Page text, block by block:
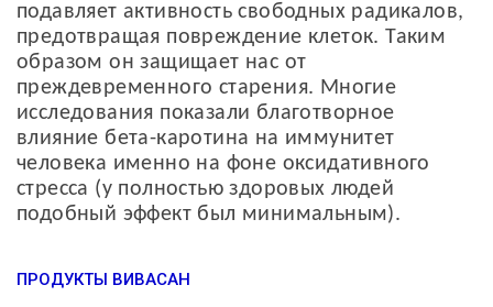
подавляет активность свободных радикалов,
предотвращая повреждение клеток. Таким
образом он защищает нас от
преждевременного старения. Многие
исследования показали благотворное
влияние бета-каротина на иммунитет
человека именно на фоне оксидативного
стресса (у полностью здоровых людей
подобный эффект был минимальным).
ПРОДУКТЫ ВИВАСАН